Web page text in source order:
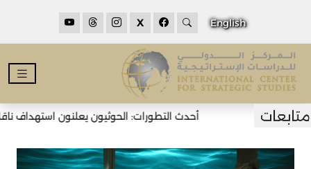
English
X
أحدث التطورات: الحوثيون يعلنون استهداف